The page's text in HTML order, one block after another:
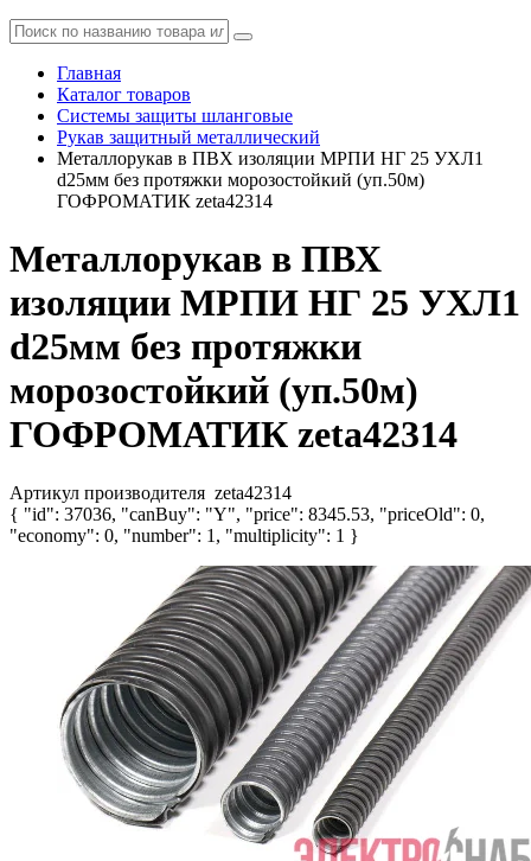
Главная
Каталог товаров
Системы защиты шланговые
Рукав защитный металлический
Металлорукав в ПВХ изоляции МРПИ НГ 25 УХЛ1
d25мм без протяжки морозостойкий (уп.50м)
ГОФРОМАТИК zeta42314
Металлорукав в ПВХ
изоляции МРПИ НГ 25 УХЛ1
d25мм без протяжки
морозостойкий (уп.50м)
ГОФРОМАТИК zeta42314
Артикул производителя zeta42314
{ "id": 37036, "canBuy": "Y", "price": 8345.53, "priceOld": 0,
"economy": 0, "number": 1, "multiplicity": 1 }